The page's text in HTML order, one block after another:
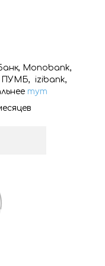
Monobank,
ПУМБ, izibank,
тут